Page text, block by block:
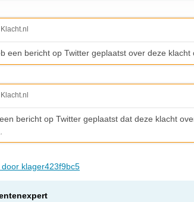
een bericht op Twitter geplaatst over deze klacht
bericht op Twitter geplaatst dat deze klacht
klager423f9bc5